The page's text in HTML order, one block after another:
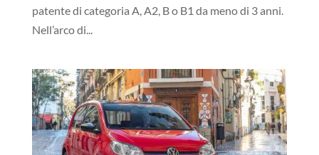
patente di categoria A, A2, B o B1 da meno di 3 anni.
Nell’arco di...